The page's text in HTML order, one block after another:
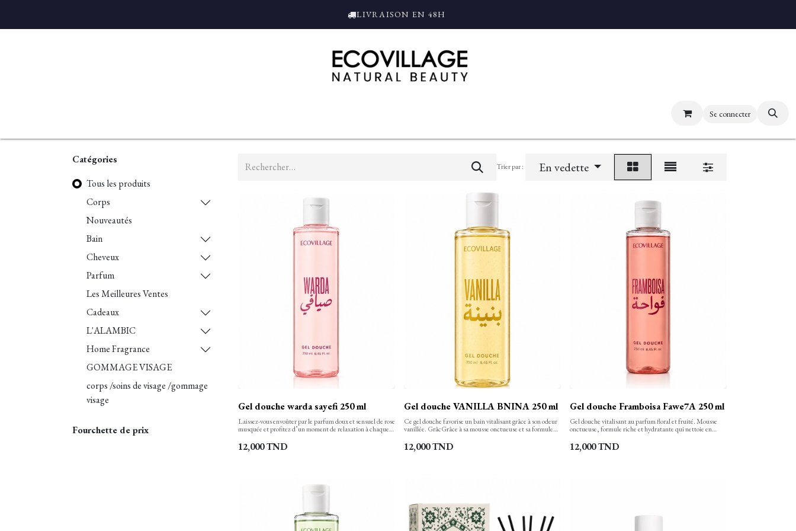
LIVRAISON EN 48H
Se connecter
Catégories
Tous les produits
Corps
Nouveautés
Bain
Cheveux
Parfum
Les Meilleures Ventes
Cadeaux
L'ALAMBIC
Home Fragrance
GOMMAGE VISAGE
corps /soins de visage /gommage
visage
Fourchette de prix
Trier par : En vedette
Gel douche warda sayefi 250 ml
Laissez-vous envoûter par le parfum doux et sensuel de rose
musquée et profitez d’un moment de relaxation à chaque
peau tout en finesse et la laisse propre, confortable et
soyeusement douce. Sa texture onctueuse, aux notes
12,000TND
Gel douche VANILLA BNINA 250 ml
Ce gel douche favorise un bain vitalisant grâce à son odeur
vanillée. GrâcGrâce à sa mousse onctueuse et sa formule
subtilement parfumé. Votre peau est ainsi bien protégée et
hydratée.
12,000TND
Gel douche Framboisa Fawe7A 250 ml
Gel douche vitalisant au parfum floral et fruité. Mousse
onctueuse, formule riche et hydratante qui nettoie en
parfumée.
12,000TND